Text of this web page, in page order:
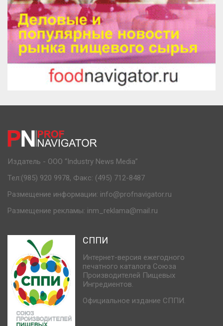
Издатель - ООО “Industry News Media”
Тел:(985) 920 9978, Факс: (495) 712-8487
Размещение информации: info@profnavigator.ru
Размещение рекламы: inm_reklama@mail.ru
СППИ
Интернет-версия ежегодного
печатного каталога Союза
Производителей Пищевых
Ингредиентов.
Официальное издание СППИ.